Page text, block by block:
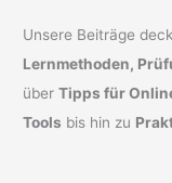
Unsere Beiträge
Lernmethoden,
überTipps für
Tools bis hin zu